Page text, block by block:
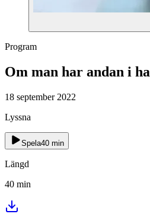
Program
Om man har andan i
18 september 2022
Lyssna
Spela40 min
Längd
40 min